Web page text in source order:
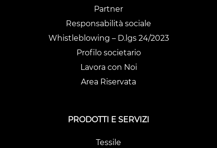
Partner
Responsabilità sociale
Whistleblowing – D.lgs 24/2023
Profilo societario
Lavora con Noi
Area Riservata
PRODOTTI E SERVIZI
Tessile